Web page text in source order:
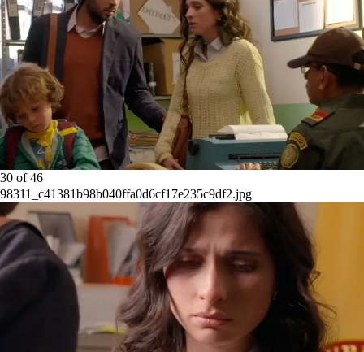
30 of46
98311_c41381b98b040ffa0d6cf17e235c9df2.jpg